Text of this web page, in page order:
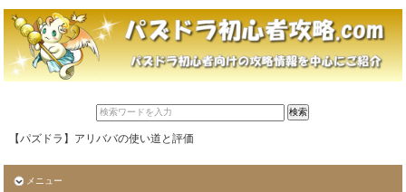
【パズドラ】アリババの使い道と評価
メニュー